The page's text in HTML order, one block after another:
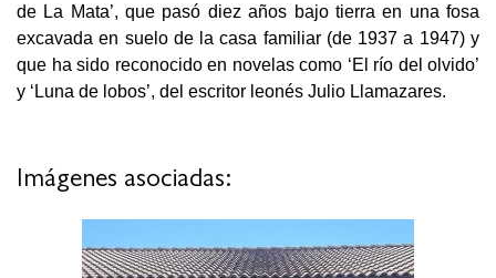
de La Mata’, que pasó diez años bajo tierra en una fosa
excavada en suelo de la casa familiar (de 1937 a 1947) y
que ha sido reconocido en novelas como ‘El río del olvido’
y ‘Luna de lobos’, del escritor leonés Julio Llamazares.
Imágenes asociadas: